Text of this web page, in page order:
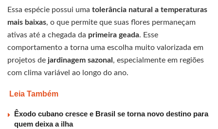
Essa espécie possui uma tolerância natural a temperaturas
mais baixas, o que permite que suas flores permaneçam
ativas até a chegada da primeira geada. Esse
comportamento a torna uma escolha muito valorizada em
projetos de jardinagem sazonal , especialmente em regiões
com clima variável ao longo do ano.
Leia Também
Êxodo cubano cresce e Brasil se torna novo destino para
quem deixa a ilha